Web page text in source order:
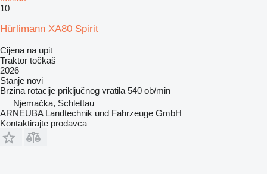
10
Hürlimann XA80 Spirit
Cijena na upit
Traktor točkaš
2026
Stanje novi
Brzina rotacije priključnog vratila 540 ob/min
Njemačka, Schlettau
ARNEUBA Landtechnik und Fahrzeuge GmbH
Kontaktirajte prodavca